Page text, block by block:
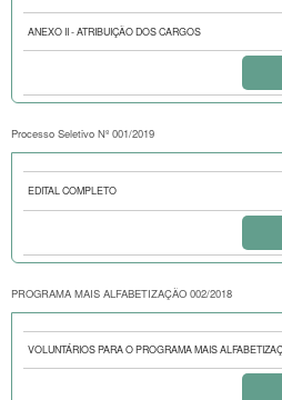
ANEXO II - ATRIBUIÇÃO DOS CARGOS
Processo Seletivo Nº 001/2019
EDITAL COMPLETO
PROGRAMA MAIS ALFABETIZAÇÃO 002/2018
VOLUNTÁRIOS PARA O PROGRAMA MAIS